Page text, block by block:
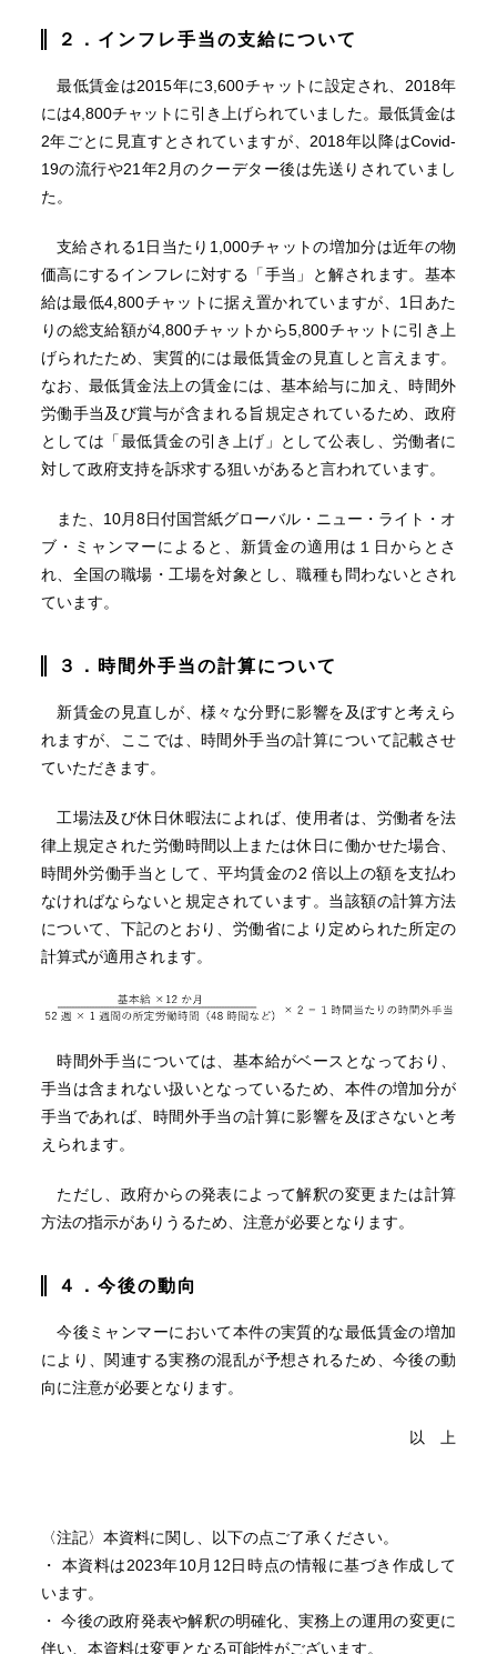
２．インフレ手当の支給について
最低賃金は2015年に3,600チャットに設定され、2018年
には4,800チャットに引き上げられていました。最低賃金は
2年ごとに見直すとされていますが、2018年以降はCovid-
19の流行や21年2月のクーデター後は先送りされていまし
た。
支給される1日当たり1,000チャットの増加分は近年の物
価高にするインフレに対する「手当」と解されます。基本
給は最低4,800チャットに据え置かれていますが、1日あた
りの総支給額が4,800チャットから5,800チャットに引き上
げられたため、実質的には最低賃金の見直しと言えます。
なお、最低賃金法上の賃金には、基本給与に加え、時間外
労働手当及び賞与が含まれる旨規定されているため、政府
としては「最低賃金の引き上げ」として公表し、労働者に
対して政府支持を訴求する狙いがあると言われています。
また、10月8日付国営紙グローバル・ニュー・ライト・オ
ブ・ミャンマーによると、新賃金の適用は１日からとさ
れ、全国の職場・工場を対象とし、職種も問わないとされ
ています。
３．時間外手当の計算について
新賃金の見直しが、様々な分野に影響を及ぼすと考えら
れますが、ここでは、時間外手当の計算について記載させ
ていただきます。
工場法及び休日休暇法によれば、使用者は、労働者を法
律上規定された労働時間以上または休日に働かせた場合、
時間外労働手当として、平均賃金の2 倍以上の額を支払わ
なければならないと規定されています。当該額の計算方法
について、下記のとおり、労働省により定められた所定の
計算式が適用されます。
時間外手当については、基本給がベースとなっており、
手当は含まれない扱いとなっているため、本件の増加分が
手当であれば、時間外手当の計算に影響を及ぼさないと考
えられます。
ただし、政府からの発表によって解釈の変更または計算
方法の指示がありうるため、注意が必要となります。
４．今後の動向
今後ミャンマーにおいて本件の実質的な最低賃金の増加
により、関連する実務の混乱が予想されるため、今後の動
向に注意が必要となります。
以 上
〈注記〉本資料に関し、以下の点ご了承ください。
・ 本資料は2023年10月12日時点の情報に基づき作成して
います。
・ 今後の政府発表や解釈の明確化、実務上の運用の変更に
伴い、本資料は変更となる可能性がございます。